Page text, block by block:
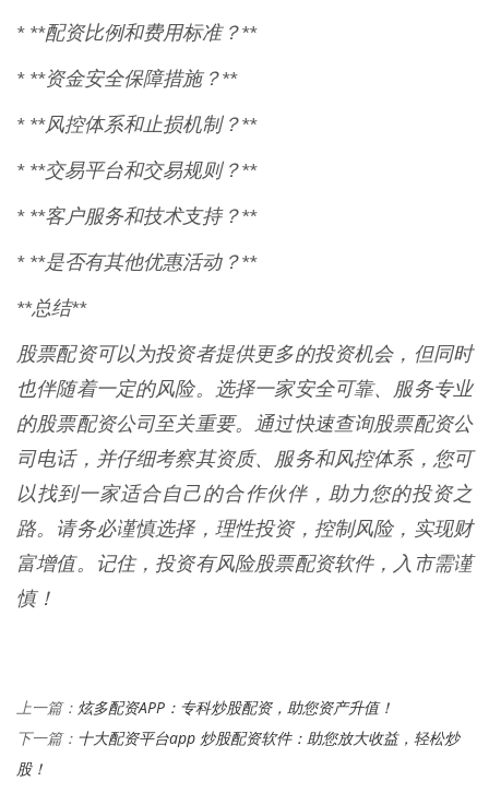
* **配资比例和费用标准？**
* **资金安全保障措施？**
* **风控体系和止损机制？**
* **交易平台和交易规则？**
* **客户服务和技术支持？**
* **是否有其他优惠活动？**
**总结**
股票配资可以为投资者提供更多的投资机会，但同时
也伴随着一定的风险。选择一家安全可靠、服务专业
的股票配资公司至关重要。通过快速查询股票配资公
司电话，并仔细考察其资质、服务和风控体系，您可
以找到一家适合自己的合作伙伴，助力您的投资之
路。请务必谨慎选择，理性投资，控制风险，实现财
富增值。记住，投资有风险股票配资软件，入市需谨
慎！
上一篇： 炫多配资APP：专科炒股配资，助您资产升值！
下一篇： 十大配资平台app 炒股配资软件：助您放大收益，轻松炒
股！